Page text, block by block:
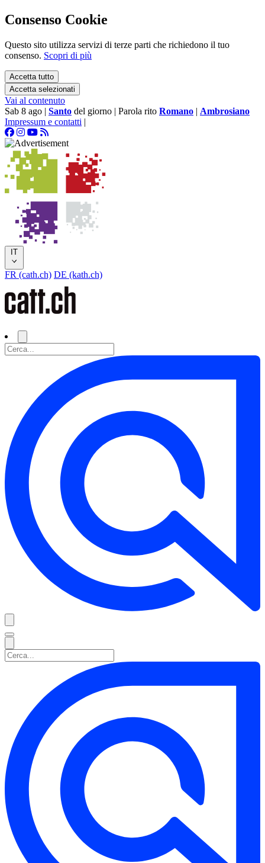
Consenso Cookie
Questo sito utilizza servizi di terze parti che richiedono il tuo
consenso. Scopri di più
Accetta tutto
Accetta selezionati
Vai al contenuto
Sab 8 ago | Santo del giorno | Parola rito Romano | Ambrosiano
Impressum e contatti |
IT
FR (cath.ch) DE (kath.ch)